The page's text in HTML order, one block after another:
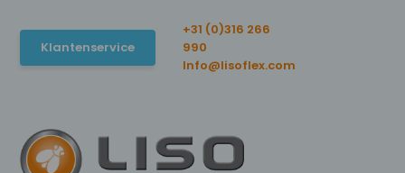
Klantenservice
+31 (0)316 266
990
Info@lisoflex.com